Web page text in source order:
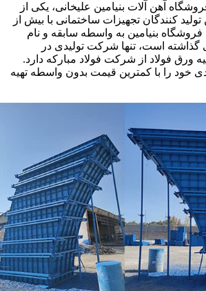
آهن آلات بنیامین علیخانی، یکی از
کنندگان تجهیزات ساختمانی با بیش از
بنیامین به واسطه سابقه و نام
گذاشته است، تنها شرکت تولیدی در
فولاد از شرکت فولاد مبارکه دارد.
خود را با کمترین قیمت بدون واسطه تهیه